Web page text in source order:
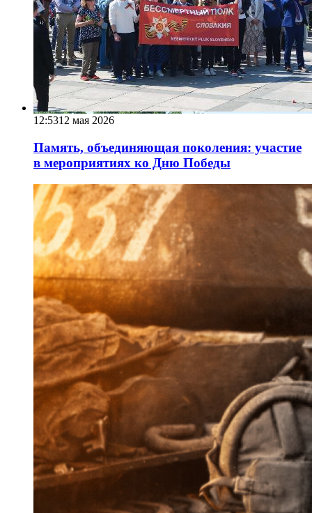
12:5312 мая 2026
Память, объединяющая поколения: участие
в мероприятиях ко Дню Победы